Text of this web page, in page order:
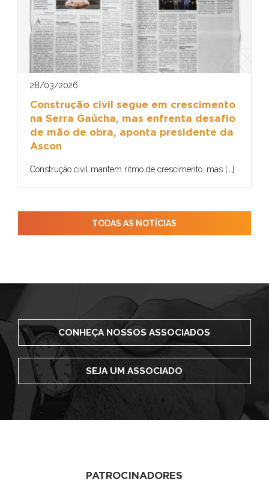
28/03/2026
Construção civil segue em crescimento
na Serra Gaúcha, mas enfrenta desafio
de mão de obra, aponta presidente da
Ascon
Construção civil mantém ritmo de crescimento, mas [...]
TODAS AS NOTÍCIAS
CONHEÇA NOSSOS ASSOCIADOS
SEJA UM ASSOCIADO
PATROCINADORES